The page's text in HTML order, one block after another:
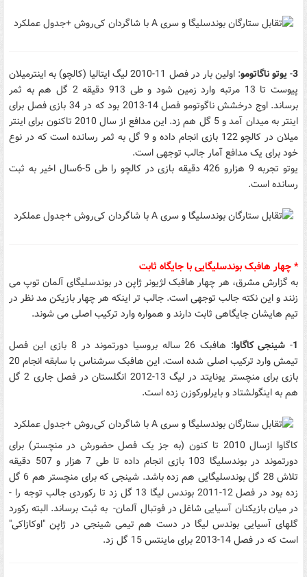
3
- یوتو ناگاتومو
: اولین بار در فصل 11-2010 لیگ ایتالیا (کالچو) به اینترمیلان
پیوست تا 13 مرتبه وارد زمین شود و طی 913 دقیقه 2 گل هم به ثمر
برساند. اوج درخشش ناگوتومو فصل 14-2013 بود که در 34 بازی فصل برای
اینتر به میدان آمد و 5 گل هم زد. این مدافع از سال 2010 تاکنون برای اینتر
میلان در کالچو 122 بازی انجام داده و 9 گل به ثمر رسانده است که در نوع
خود برای یک مدافع آمار جالب توجهی است.
یوتو تجربه 9 هزارو 426 دقیقه بازی در کالچو را طی 5-6سال اخیر به ثبت
رسانده است.
* چهار هافبک بوندسلیگایی با جایگاه ثابت
به گزارش مشرق، هر چهار هافبک لژیونر ژاپن در بوندسلیگای آلمان توپ می
زنند و این نکته جالب توجهی است. جالب تر اینکه هر چهار بازیکن مد نظر در
تیم هایشان جایگاهی ثابت دارند و همواره وارد ترکیب اصلی می شوند.
1
- شینجی کاگاوا
: هافبک 26 ساله بروسیا دورتموند در 8 بازی این فصل
تیمش وارد ترکیب اصلی شده است. این هافبک سرشناس با سابقه انجام 20
بازی برای منچستر یونایتد در لیگ 13-2012 انگلستان در فصل جاری 2 گل
هم به اینگولشتاد و بایرلورکوزن زده است.
کاگاوا ازسال 2010 تا کنون (به جز یک فصل حضورش در منچستر) برای
دورتموند در بوندسلیگا 103 بازی انجام داده تا طی 7 هزار و 507 دقیقه
تلاش 28 گل بوندسلیگایی هم زده باشد. شینجی که برای منچستر هم 6 گل
زده بود در فصل 12-2011 بوندس لیگا 13 گل زد تا رکوردی جالب توجه را -
در میان بازیکنان آسیایی شاغل در فوتبال آلمان- به ثبت برساند. البته رکورد
گلهای آسیایی بوندس لیگا در دست هم تیمی شینجی در ژاپن "اوکازاکی"
است که در فصل 14-2013 برای ماینتس 15 گل زد.